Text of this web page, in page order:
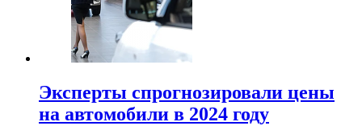
Эксперты спрогнозировали цены
на автомобили в 2024 году